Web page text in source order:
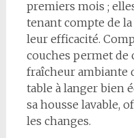
premiers mois ;
tenant compte de
leur efficacité.
couches permet de
fraîcheur ambiante
table à langer bien
sa housse lavable,
les changes.